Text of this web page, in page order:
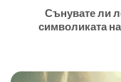
Сънувате ли
символиката